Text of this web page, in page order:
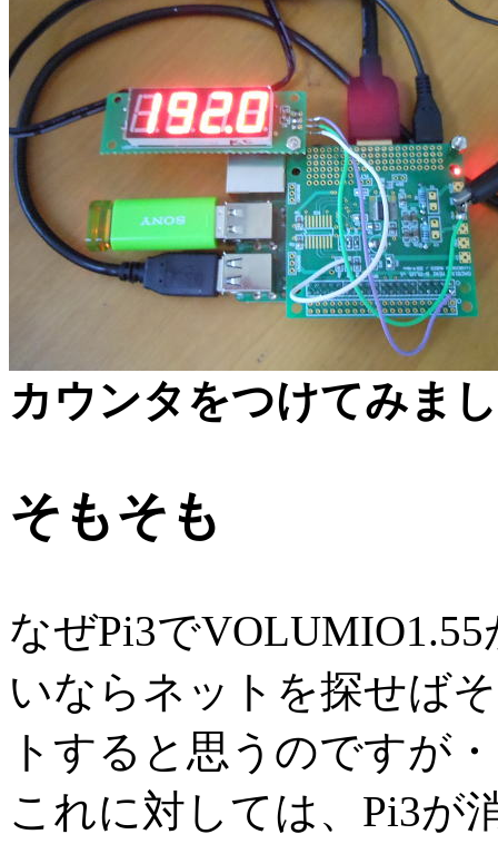
カウンタをつけてみま
そもそも
なぜPi3で
いならネットを探せば
トすると思うのですが
これに対しては、Pi3が